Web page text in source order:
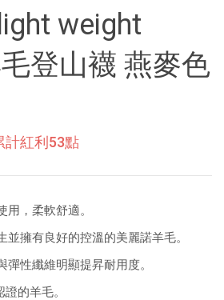
weight
登山襪 燕麥色
計紅利53點
，柔軟舒適。
擁有良好的控溫的美麗諾羊毛。
性纖維明顯提昇耐用度。
的羊毛。